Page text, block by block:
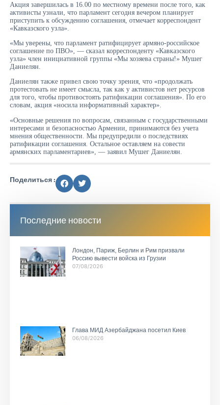
Акция завершилась в 16.00 по местному времени после того, как
активисты узнали, что парламент сегодня вечером планирует
приступить к обсуждению соглашения, отмечает корреспондент
«Кавказского узла».
«Мы уверены, что парламент ратифицирует армяно-российское
соглашение по ПВО», — сказал корреспонденту «Кавказского
узла» член инициативной группы «Мы хозяева страны!» Мушег
Даниелян.
Даниелян также привел свою точку зрения, что «продолжать
протестовать не имеет смысла, так как у активистов нет ресурсов
для того, чтобы противостоять ратификации соглашения». По его
словам, акция «носила информативный характер».
«Основные решения по вопросам, связанным с государственными
интересами и безопасностью Армении, принимаются без учета
мнения общественности. Мы предупредили о последствиях
ратификации соглашения. Остальное оставляем на совести
армянских парламентариев», — заявил Мушег Даниелян.
Поделиться :
Последние новости
Лондон, Париж, Берлин и Рим призвали
Россию вывести войска из Грузии
07/08/2026
Глава МИД Азербайджана посетил Киев
06/08/2026